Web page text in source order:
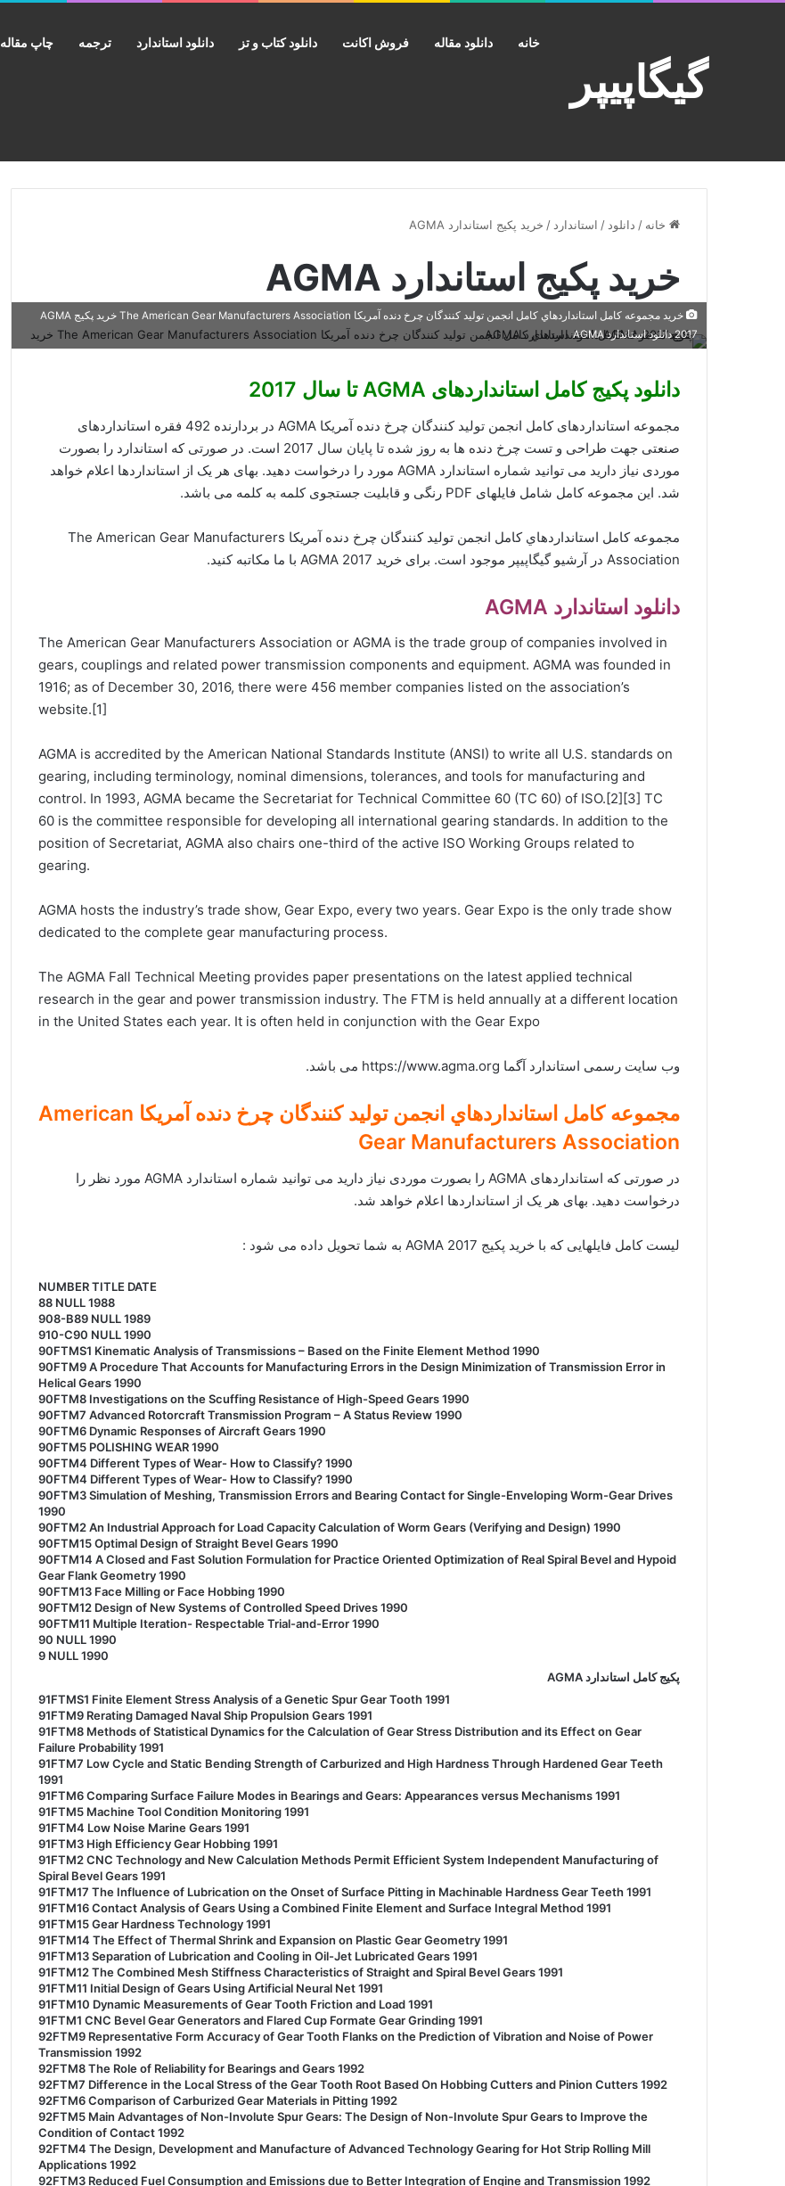
گیگاپیپر
خانه دانلود مقاله فروش اکانت دانلود کتاب و تز دانلود استاندارد ترجمه چاپ مقاله
خانه / دانلود / استاندارد / خرید پکیج استاندارد AGMA
خرید پکیج استاندارد AGMA
خرید مجموعه کامل استانداردهاي کامل انجمن تولید کنندگان چرخ دنده آمریکا The American Gear Manufacturers Association خرید پکیج AGMA
2017 دانلود استاندارد AGMA
دانلود پکیج کامل استانداردهای AGMA تا سال 2017
مجموعه استانداردهای کامل انجمن تولید کنندگان چرخ دنده آمریکا AGMA در بردارنده 492 فقره استانداردهای
صنعتی جهت طراحی و تست چرخ دنده ها به روز شده تا پایان سال 2017 است. در صورتی که استاندارد را بصورت
موردی نیاز دارید می توانید شماره استاندارد AGMA مورد را درخواست دهید. بهای هر یک از استانداردها اعلام خواهد
شد. این مجموعه کامل شامل فایلهای PDF رنگی و قابلیت جستجوی کلمه به کلمه می باشد.
مجموعه کامل استانداردهاي کامل انجمن تولید کنندگان چرخ دنده آمریکا The American Gear Manufacturers
Association در آرشیو گیگاپیپر موجود است. برای خرید AGMA 2017 با ما مکاتبه کنید.
دانلود استاندارد AGMA
The American Gear Manufacturers Association or AGMA is the trade group of companies involved in
gears, couplings and related power transmission components and equipment. AGMA was founded in
1916; as of December 30, 2016, there were 456 member companies listed on the association’s
website.[1]
AGMA is accredited by the American National Standards Institute (ANSI) to write all U.S. standards on
gearing, including terminology, nominal dimensions, tolerances, and tools for manufacturing and
control. In 1993, AGMA became the Secretariat for Technical Committee 60 (TC 60) of ISO.[2][3] TC
60 is the committee responsible for developing all international gearing standards. In addition to the
position of Secretariat, AGMA also chairs one-third of the active ISO Working Groups related to
gearing.
AGMA hosts the industry’s trade show, Gear Expo, every two years. Gear Expo is the only trade show
dedicated to the complete gear manufacturing process.
The AGMA Fall Technical Meeting provides paper presentations on the latest applied technical
research in the gear and power transmission industry. The FTM is held annually at a different location
in the United States each year. It is often held in conjunction with the Gear Expo
وب سایت رسمی استاندارد آگما https://www.agma.org می باشد.
مجموعه کامل استانداردهاي انجمن توليد کنندگان چرخ دنده آمريکا American
Gear Manufacturers Association
در صورتی که استانداردهای AGMA را بصورت موردی نیاز دارید می توانید شماره استاندارد AGMA مورد نظر را
درخواست دهید. بهای هر یک از استانداردها اعلام خواهد شد.
لیست کامل فایلهایی که با خرید پکیج AGMA 2017 به شما تحویل داده می شود :
NUMBER TITLE DATE
88 NULL 1988
908-B89 NULL 1989
910-C90 NULL 1990
90FTMS1 Kinematic Analysis of Transmissions – Based on the Finite Element Method 1990
90FTM9 A Procedure That Accounts for Manufacturing Errors in the Design Minimization of Transmission Error in
Helical Gears 1990
90FTM8 Investigations on the Scuffing Resistance of High-Speed Gears 1990
90FTM7 Advanced Rotorcraft Transmission Program – A Status Review 1990
90FTM6 Dynamic Responses of Aircraft Gears 1990
90FTM5 POLISHING WEAR 1990
90FTM4 Different Types of Wear- How to Classify? 1990
90FTM4 Different Types of Wear- How to Classify? 1990
90FTM3 Simulation of Meshing, Transmission Errors and Bearing Contact for Single-Enveloping Worm-Gear Drives
1990
90FTM2 An Industrial Approach for Load Capacity Calculation of Worm Gears (Verifying and Design) 1990
90FTM15 Optimal Design of Straight Bevel Gears 1990
90FTM14 A Closed and Fast Solution Formulation for Practice Oriented Optimization of Real Spiral Bevel and Hypoid
Gear Flank Geometry 1990
90FTM13 Face Milling or Face Hobbing 1990
90FTM12 Design of New Systems of Controlled Speed Drives 1990
90FTM11 Multiple Iteration- Respectable Trial-and-Error 1990
90 NULL 1990
9 NULL 1990
پکیج کامل استاندارد AGMA
91FTMS1 Finite Element Stress Analysis of a Genetic Spur Gear Tooth 1991
91FTM9 Rerating Damaged Naval Ship Propulsion Gears 1991
91FTM8 Methods of Statistical Dynamics for the Calculation of Gear Stress Distribution and its Effect on Gear
Failure Probability 1991
91FTM7 Low Cycle and Static Bending Strength of Carburized and High Hardness Through Hardened Gear Teeth
1991
91FTM6 Comparing Surface Failure Modes in Bearings and Gears: Appearances versus Mechanisms 1991
91FTM5 Machine Tool Condition Monitoring 1991
91FTM4 Low Noise Marine Gears 1991
91FTM3 High Efficiency Gear Hobbing 1991
91FTM2 CNC Technology and New Calculation Methods Permit Efficient System Independent Manufacturing of
Spiral Bevel Gears 1991
91FTM17 The Influence of Lubrication on the Onset of Surface Pitting in Machinable Hardness Gear Teeth 1991
91FTM16 Contact Analysis of Gears Using a Combined Finite Element and Surface Integral Method 1991
91FTM15 Gear Hardness Technology 1991
91FTM14 The Effect of Thermal Shrink and Expansion on Plastic Gear Geometry 1991
91FTM13 Separation of Lubrication and Cooling in Oil-Jet Lubricated Gears 1991
91FTM12 The Combined Mesh Stiffness Characteristics of Straight and Spiral Bevel Gears 1991
91FTM11 Initial Design of Gears Using Artificial Neural Net 1991
91FTM10 Dynamic Measurements of Gear Tooth Friction and Load 1991
91FTM1 CNC Bevel Gear Generators and Flared Cup Formate Gear Grinding 1991
92FTM9 Representative Form Accuracy of Gear Tooth Flanks on the Prediction of Vibration and Noise of Power
Transmission 1992
92FTM8 The Role of Reliability for Bearings and Gears 1992
92FTM7 Difference in the Local Stress of the Gear Tooth Root Based On Hobbing Cutters and Pinion Cutters 1992
92FTM6 Comparison of Carburized Gear Materials in Pitting 1992
92FTM5 Main Advantages of Non-Involute Spur Gears: The Design of Non-Involute Spur Gears to Improve the
Condition of Contact 1992
92FTM4 The Design, Development and Manufacture of Advanced Technology Gearing for Hot Strip Rolling Mill
Applications 1992
92FTM3 Reduced Fuel Consumption and Emissions due to Better Integration of Engine and Transmission 1992